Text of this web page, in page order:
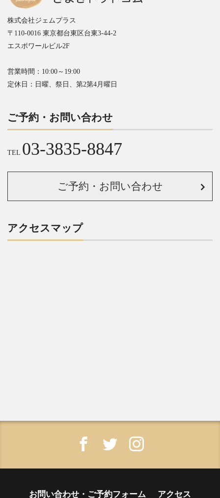
株式会社ジェムプラス
〒110-0016 東京都台東区台東3-44-2
エスポワールビル2F
営業時間：10:00～19:00
定休日：日曜、祭日、第2第4月曜日
ご予約・お問い合わせ
TEL 03-3835-8847
ご予約・お問い合わせ
アクセスマップ
お問い合わせ・ご予約フォーム アクセス